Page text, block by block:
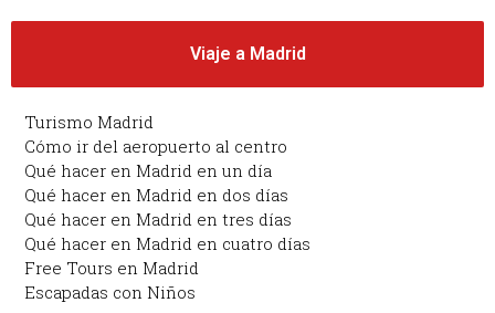
Viaje a Madrid
Turismo Madrid
Cómo ir del aeropuerto al centro
Qué hacer en Madrid en un día
Qué hacer en Madrid en dos días
Qué hacer en Madrid en tres días
Qué hacer en Madrid en cuatro días
Free Tours en Madrid
Escapadas con Niños